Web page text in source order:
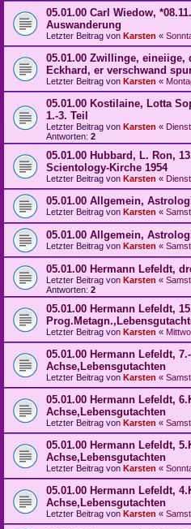
05.01.00 Carl Wiedow,
Auswanderung
Letzter Beitrag von Karsten «
05.01.00 Zwillinge, eineiige,
Eckhard, er verschwand
Letzter Beitrag von Karsten «
05.01.00 Kostilaine, Lotta
1.-3. Teil
Letzter Beitrag von Karsten «
Antworten: 2
05.01.00 Hubbard, L. Ron,
Scientology-Kirche 1954
Letzter Beitrag von Karsten «
05.01.00 Allgemein,
Letzter Beitrag von Karsten «
05.01.00 Allgemein,
Letzter Beitrag von Karsten «
05.01.00 Hermann Lefeldt,
Letzter Beitrag von Karsten «
Antworten: 2
05.01.00 Hermann Lefeldt,
Letzter Beitrag von Karsten «
05.01.00 Hermann Lefeldt,
Achse,Lebensgutachten
Letzter Beitrag von Karsten «
05.01.00 Hermann Lefeldt,
Achse,Lebensgutachten
Letzter Beitrag von Karsten «
05.01.00 Hermann Lefeldt,
Achse,Lebensgutachten
Letzter Beitrag von Karsten «
05.01.00 Hermann Lefeldt,
Achse,Lebensgutachten
Letzter Beitrag von Karsten «